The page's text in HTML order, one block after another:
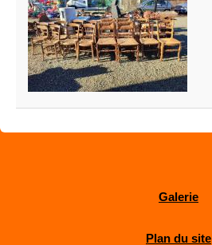
Galerie
Plan du site